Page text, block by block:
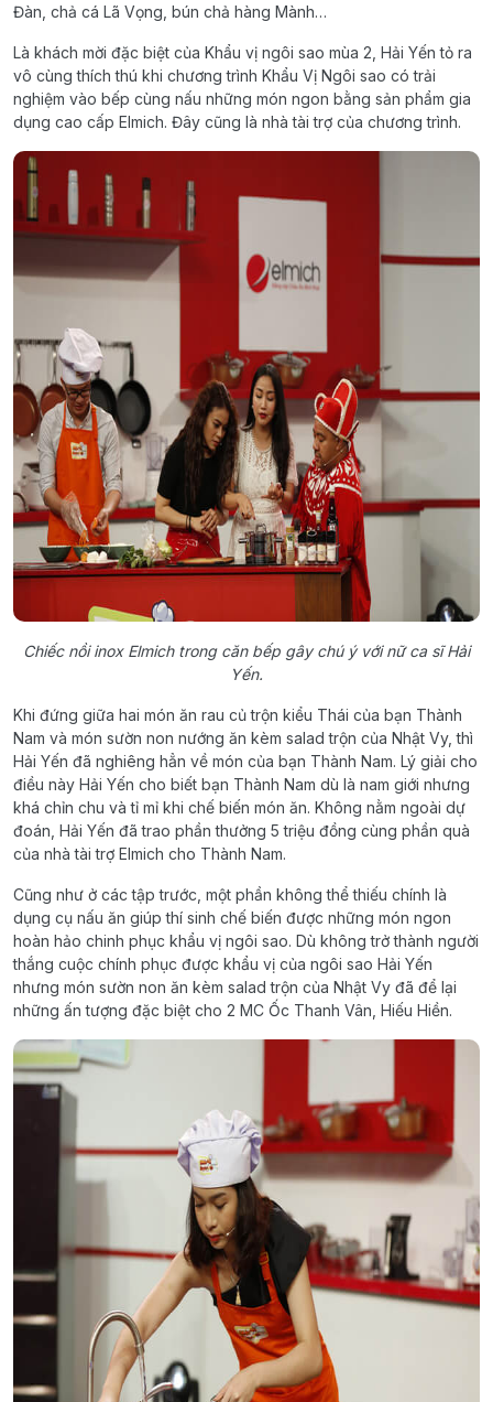
Đàn, chả cá Lã Vọng, bún chả hàng Mành…
Là khách mời đặc biệt của Khẩu vị ngôi sao mùa 2, Hải Yến tỏ ra
vô cùng thích thú khi chương trình Khẩu Vị Ngôi sao có trải
nghiệm vào bếp cùng nấu những món ngon bằng sản phẩm gia
dụng cao cấp Elmich. Đây cũng là nhà tài trợ của chương trình.
Chiếc nồi inox Elmich trong căn bếp gây chú ý với nữ ca sĩ Hải
Yến.
Khi đứng giữa hai món ăn rau củ trộn kiểu Thái của bạn Thành
Nam và món sườn non nướng ăn kèm salad trộn của Nhật Vy, thì
Hải Yến đã nghiêng hẳn về món của bạn Thành Nam. Lý giải cho
điều này Hải Yến cho biết bạn Thành Nam dù là nam giới nhưng
khá chỉn chu và tỉ mỉ khi chế biến món ăn. Không nằm ngoài dự
đoán, Hải Yến đã trao phần thưởng 5 triệu đồng cùng phần quà
của nhà tài trợ Elmich cho Thành Nam.
Cũng như ở các tập trước, một phần không thể thiếu chính là
dụng cụ nấu ăn giúp thí sinh chế biến được những món ngon
hoàn hảo chinh phục khẩu vị ngôi sao. Dù không trở thành người
thắng cuộc chính phục được khẩu vị của ngôi sao Hải Yến
nhưng món sườn non ăn kèm salad trộn của Nhật Vy đã để lại
những ấn tượng đặc biệt cho 2 MC Ốc Thanh Vân, Hiếu Hiền.